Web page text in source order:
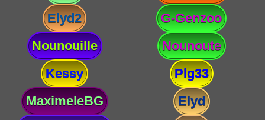
Elyd2
G-Genzoo
Nounouille
Nounoute
Kessy
Plg33
MaximeleBG
Elyd